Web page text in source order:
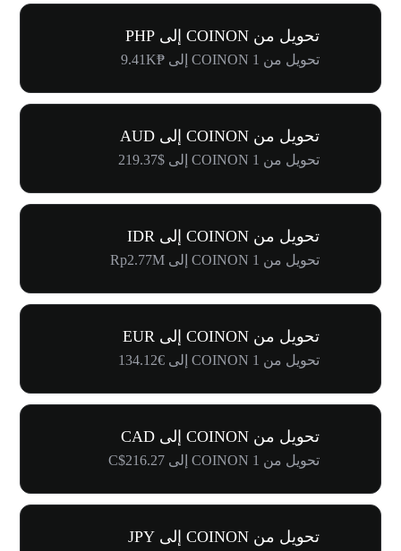
تحويل من COINON إلى PHP
تحويل من 1 COINON إلى ₱9.41K
تحويل من COINON إلى AUD
تحويل من 1 COINON إلى $219.37
تحويل من COINON إلى IDR
تحويل من 1 COINON إلى Rp2.77M
تحويل من COINON إلى EUR
تحويل من 1 COINON إلى €134.12
تحويل من COINON إلى CAD
تحويل من 1 COINON إلى C$216.27
تحويل من COINON إلى JPY